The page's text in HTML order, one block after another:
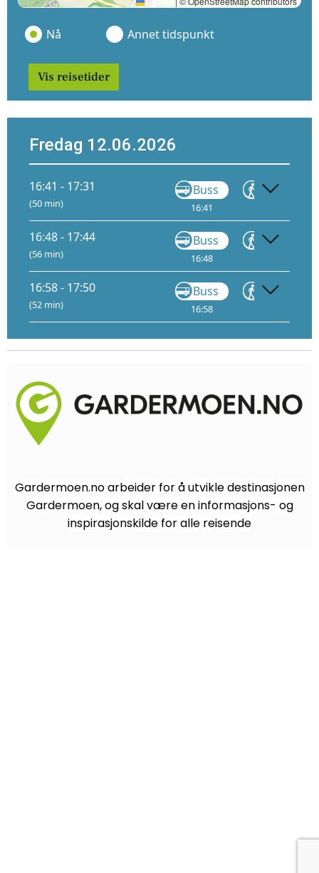
Nå Annet tidspunkt
Vis reisetider
Fredag 12.06.2026
16:41 - 17:31
(50 min)
Buss
16:41
Gå
16:48 - 17:44
(56 min)
Buss
16:48
Gå
16:58 - 17:50
(52 min)
Buss
16:58
Gå
Gardermoen.no arbeider for å utvikle destinasjonen
Gardermoen, og skal være en informasjons- og
inspirasjonskilde for alle reisende